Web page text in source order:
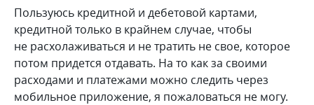
Пользуюсь кредитной и дебетовой картами,
кредитной только в крайнем случае, чтобы
не расхолаживаться и не тратить не свое, которое
потом придется отдавать. На то как за своими
расходами и платежами можно следить через
мобильное приложение, я пожаловаться не могу.